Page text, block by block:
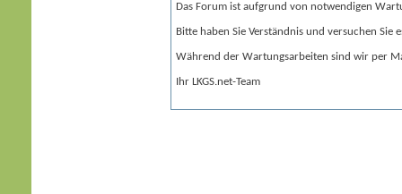
Das Forum ist aufgrund von notwendigen
Bitte haben Sie Verständnis und versuchen Sie
Während der Wartungsarbeiten sind wir per
Ihr LKGS.net-Team